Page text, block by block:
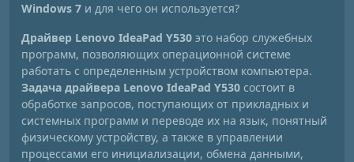
Windows 7 и для чего он используется?
Драйвер Lenovo IdeaPad Y530 это набор служебных
программ, позволяющих операционной системе
работать с определенным устройством компьютера.
Задача драйвера Lenovo IdeaPad Y530 состоит в
обработке запросов, поступающих от прикладных и
системных программ и переводе их на язык, понятный
физическому устройству, а также в управлении
процессами его инициализации, обмена данными,